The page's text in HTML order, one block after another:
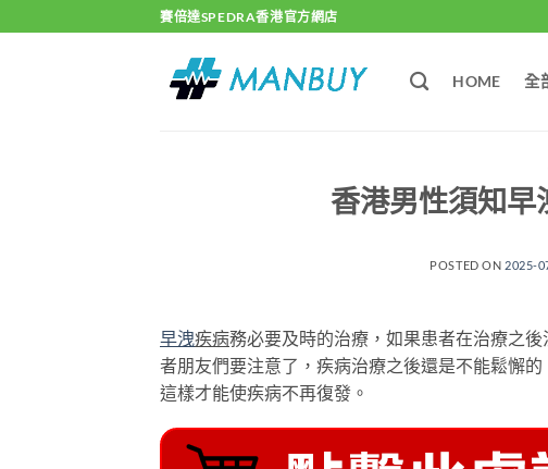
to
賽倍達SPEDRA香港官方網店
HOME 全
香港男性須知早
POSTED ON 2025-
早洩疾病務必要及時的治療，如果患者在治療之
者朋友們要注意了，疾病治療之後還是不能鬆懈
這樣才能使疾病不再復發。